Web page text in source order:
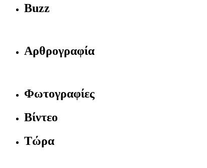
Buzz
Αρθρογραφία
Φωτογραφίες
Βίντεο
Τώρα